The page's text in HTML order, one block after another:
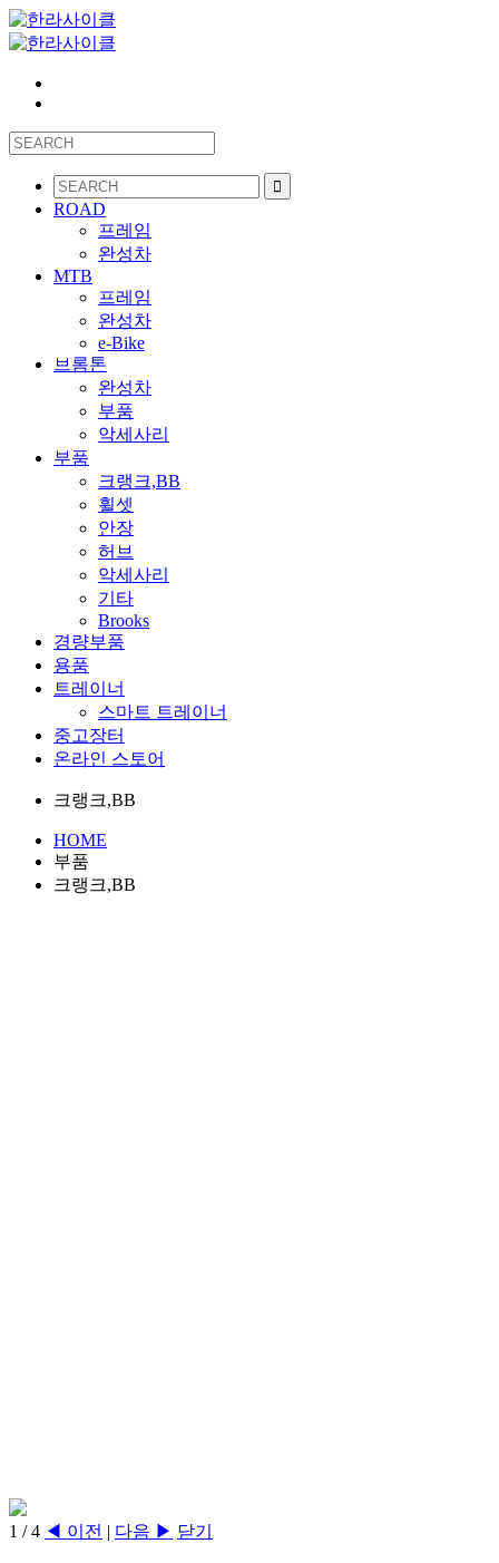
ROAD
프레임
완성차
MTB
프레임
완성차
e-Bike
브롬톤
완성차
부품
악세사리
부품
크랭크,BB
휠셋
안장
허브
악세사리
기타
Brooks
경량부품
용품
트레이너
스마트 트레이너
중고장터
온라인 스토어
크랭크,BB
HOME
부품
크랭크,BB
1 /4 ◀ 이전 | 다음 ▶ 닫기